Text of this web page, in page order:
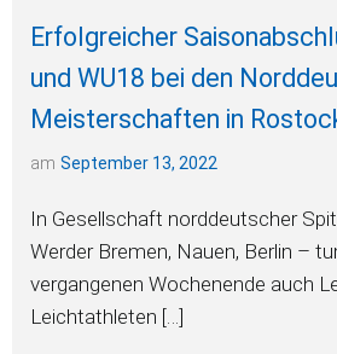
Erfolgreicher
und WU18 bei den
Meisterschaften in
am September 13, 2022
In Gesellschaft norddeutscher
Werder Bremen, Nauen, Berlin –
vergangenen Wochenende auch
Leichtathleten […]